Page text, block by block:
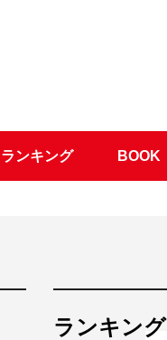
ランキング BOOK
ランキング